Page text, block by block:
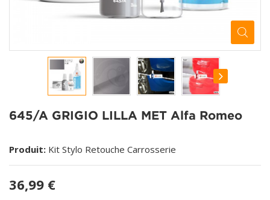
645/A GRIGIO LILLA MET Alfa Romeo
Produit: Kit Stylo Retouche Carrosserie
36,99 €